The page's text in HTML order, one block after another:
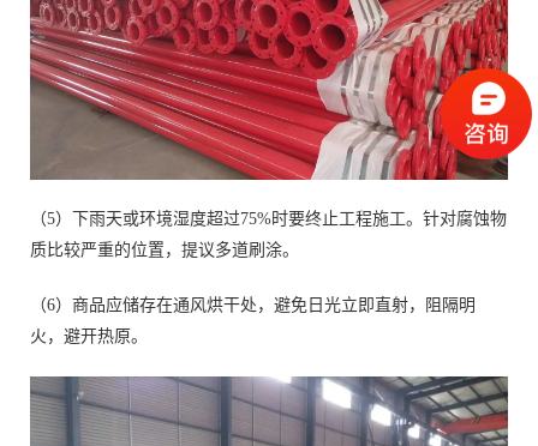
（5）下雨天或环境湿度超过75%时要终止工程施工。针对腐蚀物
质比较严重的位置，提议多道刷涂。
（6）商品应储存在通风烘干处，避免日光立即直射，阻隔明
火，避开热原。